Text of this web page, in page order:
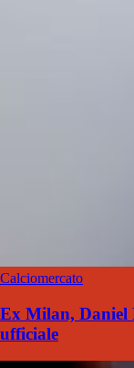
Calciomercato
Ex Milan,
ufficiale